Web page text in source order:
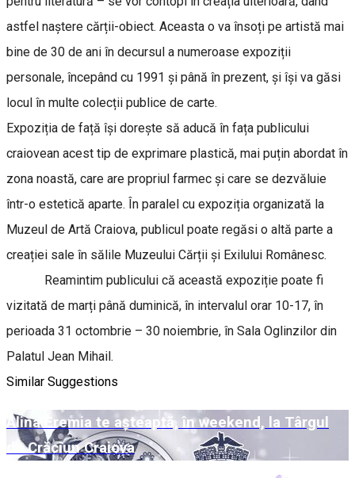
astfel naștere cărții-obiect. Aceasta o va însoți pe artistă mai
bine de 30 de ani în decursul a numeroase expoziții
personale, începând cu 1991 și până în prezent, și își va găsi
locul în multe colecții publice de carte.
Expoziția de față își dorește să aducă în fața publicului
craiovean acest tip de exprimare plastică, mai puțin abordat în
zona noastă, care are propriul farmec și care se dezvăluie
într-o estetică aparte. În paralel cu expoziția organizată la
Muzeul de Artă Craiova, publicul poate regăsi o altă parte a
creației sale în sălile Muzeului Cărții și Exilului Românesc.
Reamintim publicului că această expoziție poate fi
vizitată de marți până duminică, în intervalul orar 10-17, în
perioada 31 octombrie – 30 noiembrie, în Sala Oglinzilor din
Palatul Jean Mihail.
Similar Suggestions
Alina Eremia te așteaptă, în weekend, la Târgul
de Crăciun Craiova